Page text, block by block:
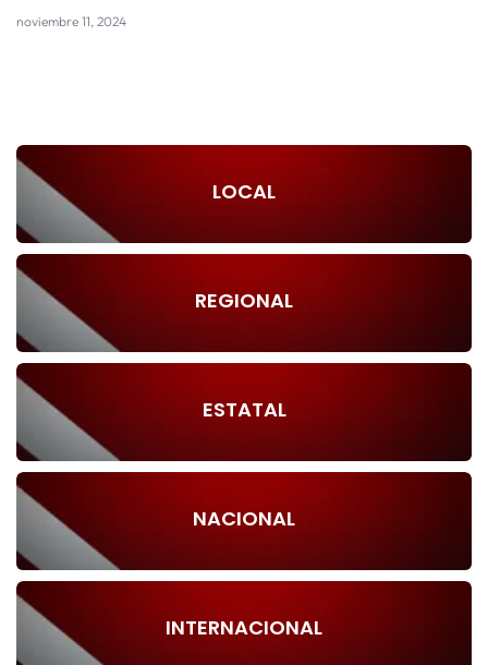
noviembre 11, 2024
LOCAL
REGIONAL
ESTATAL
NACIONAL
INTERNACIONAL